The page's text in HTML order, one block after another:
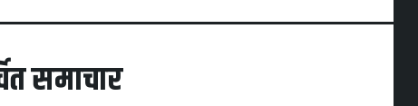
समाचार